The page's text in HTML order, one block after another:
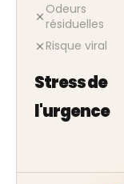
Odeurs
résiduelles
Risque viral
Stress de
l'urgence